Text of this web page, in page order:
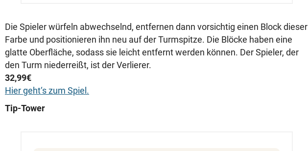
Die Spieler würfeln abwechselnd, entfernen dann vorsichtig einen Block dieser
Farbe und positionieren ihn neu auf der Turmspitze. Die Blöcke haben eine
glatte Oberfläche, sodass sie leicht entfernt werden können. Der Spieler, der
den Turm niederreißt, ist der Verlierer.
32,99€
Hier geht‘s zum Spiel.
Tip-Tower